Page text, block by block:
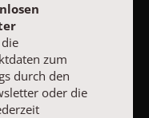
zum
durch den
oder die